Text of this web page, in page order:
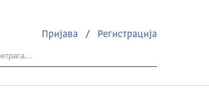
Пријава / Регистрација